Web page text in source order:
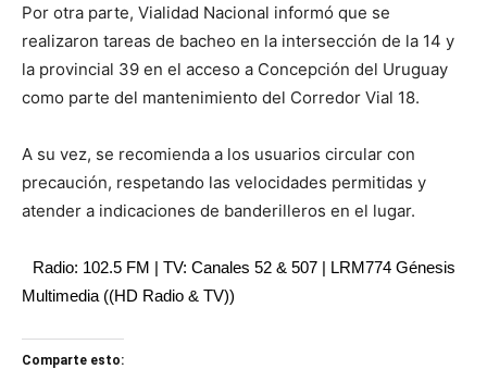
Por otra parte, Vialidad Nacional informó que se
realizaron tareas de bacheo en la intersección de la 14 y
la provincial 39 en el acceso a Concepción del Uruguay
como parte del mantenimiento del Corredor Vial 18.
A su vez, se recomienda a los usuarios circular con
precaución, respetando las velocidades permitidas y
atender a indicaciones de banderilleros en el lugar.
Radio: 102.5 FM | TV: Canales 52 & 507 | LRM774 Génesis
Multimedia ((HD Radio & TV))
Comparte esto: